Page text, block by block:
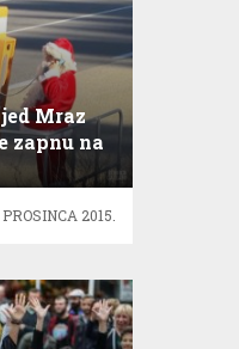
Mraz
zapnu na
PROSINCA 2015.